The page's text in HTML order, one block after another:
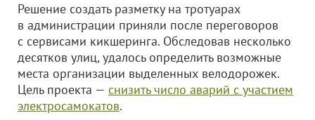
Решение создать разметку на тротуарах
в администрации приняли после переговоров
с сервисами кикшеринга. Обследовав несколько
десятков улиц, удалось определить возможные
места организации выделенных велодорожек.
Цель проекта — снизить число аварий с участием
электросамокатов.